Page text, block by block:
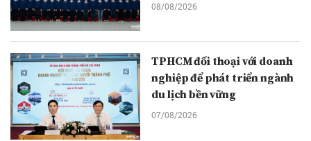
08/08/2026
TPHCM đối thoại với doanh
nghiệp để phát triển ngành
du lịch bền vững
07/08/2026